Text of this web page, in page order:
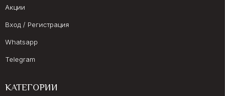
Акции
Вход / Регистрация
Whatsapp
Telegram
КАТЕГОРИИ